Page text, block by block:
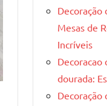
Decoração
Mesas de
Incríveis
Decoracao
dourada:
Decoração